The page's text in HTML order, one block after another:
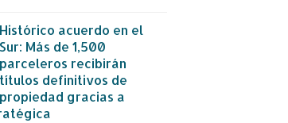
Histórico acuerdo en el
Sur: Más de 1,500
parceleros recibirán
títulos definitivos de
propiedad gracias a